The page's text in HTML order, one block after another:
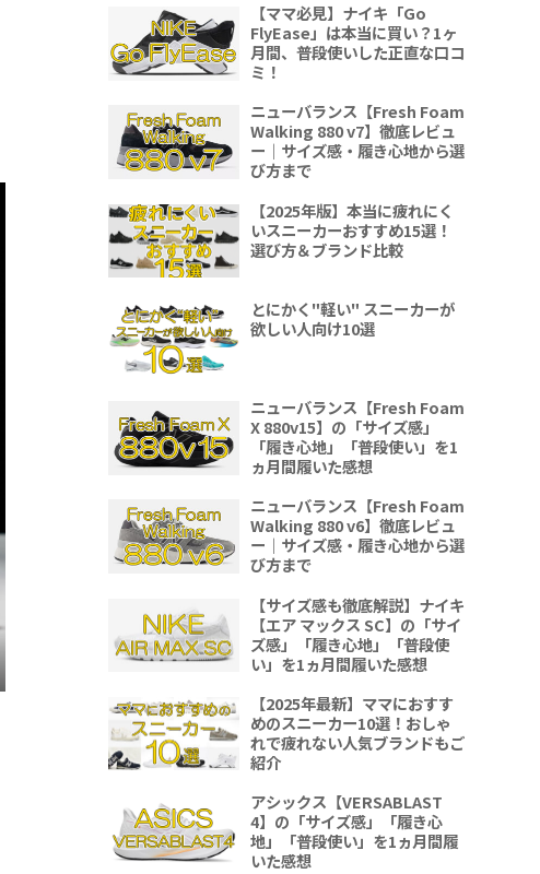
【ママ必見】ナイキ「Go
FlyEase」は本当に買い？1ヶ
月間、普段使いした正直な口コ
ミ！
ニューバランス【Fresh Foam
Walking 880 v7】徹底レビュ
ー｜サイズ感・履き心地から選
び方まで
【2025年版】本当に疲れにく
いスニーカーおすすめ15選！
選び方＆ブランド比較
とにかく"軽い" スニーカーが
欲しい人向け10選
ニューバランス【Fresh Foam
X 880v15】の「サイズ感」
「履き心地」「普段使い」を1
ヵ月間履いた感想
ニューバランス【Fresh Foam
Walking 880 v6】徹底レビュ
ー｜サイズ感・履き心地から選
び方まで
【サイズ感も徹底解説】ナイキ
【エア マックス SC】の「サイ
ズ感」「履き心地」「普段使
い」を1ヵ月間履いた感想
【2025年最新】ママにおすす
めのスニーカー10選！おしゃ
れで疲れない人気ブランドもご
紹介
アシックス【VERSABLAST
4】の「サイズ感」「履き心
地」「普段使い」を1ヵ月間履
いた感想